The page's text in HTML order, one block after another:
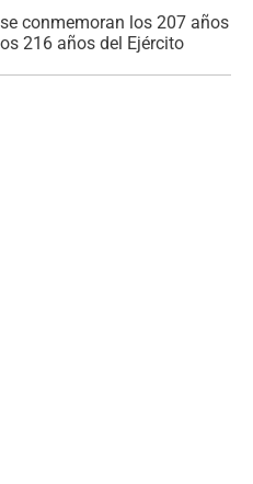
conmemoran los 207 años
216 años del Ejército